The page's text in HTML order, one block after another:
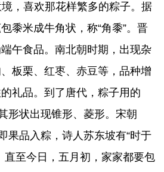
，喜欢那花样繁多的粽子。据
黍米成牛角状，称“角黍”。晋
午食品。南北朝时期，出现杂
板栗、红枣、赤豆等，品种增
礼品。到了唐代，粽子用的
形状出现锥形、菱形。宋朝
果品入粽，诗人苏东坡有“时于
直至今日，五月初，家家都要包